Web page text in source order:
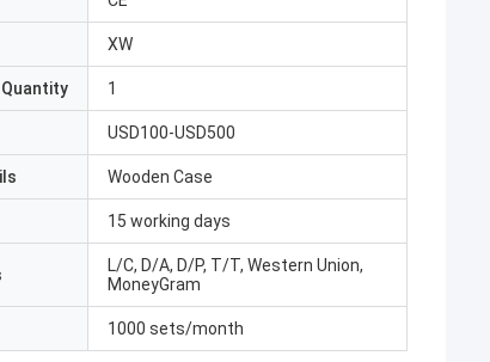
XW
1
USD100-USD500
Wooden Case
15 working days
L/C, D/A, D/P, T/T, Western Union,
MoneyGram
1000 sets/month